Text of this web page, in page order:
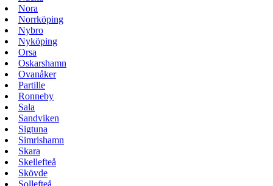
Nora
Norrköping
Nybro
Nyköping
Orsa
Oskarshamn
Ovanåker
Partille
Ronneby
Sala
Sandviken
Sigtuna
Simrishamn
Skara
Skellefteå
Skövde
Sollefteå